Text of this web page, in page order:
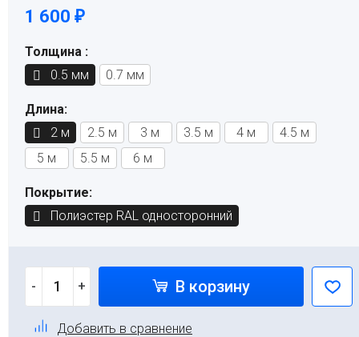
1 600 ₽
Толщина :
0.5 мм
0.7 мм
Длина:
2 м
2.5 м 3 м 3.5 м 4 м
4.5 м
5 м
5.5 м 6 м
Покрытие:
Полиэстер RAL односторонний
- + В корзину
Добавить в сравнение